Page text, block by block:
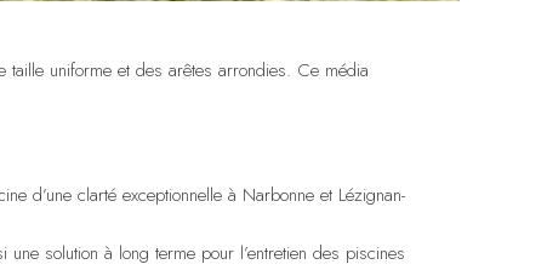
uniforme et des arêtes arrondies. Ce média
d’une clarté exceptionnelle à Narbonne et Lézignan-
solution à long terme pour l’entretien des piscines